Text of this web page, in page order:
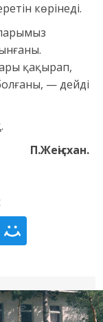
көрінеді.
қақырап,
— дейді
П.Жеңісхан.